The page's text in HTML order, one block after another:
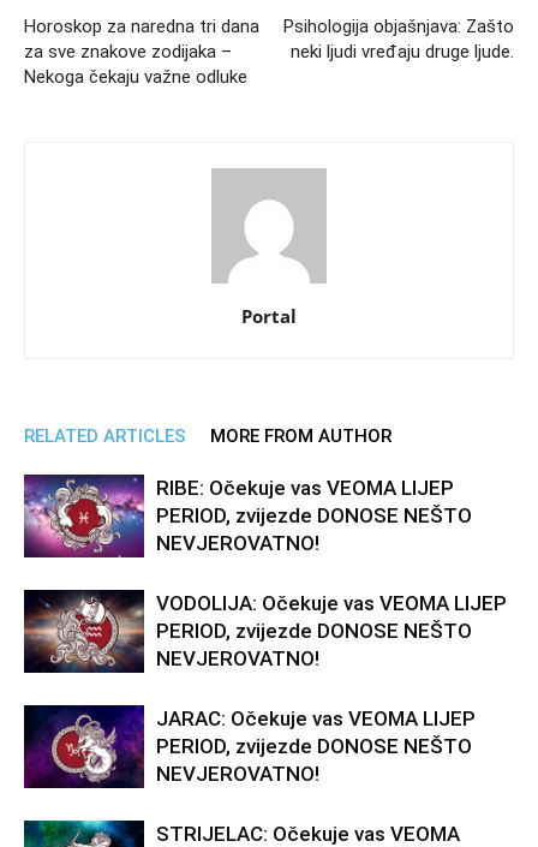
Horoskop za naredna tri dana
za sve znakove zodijaka –
Nekoga čekaju važne odluke
Psihologija objašnjava: Zašto
neki ljudi vređaju druge ljude.
Portal
RELATED ARTICLES MORE FROM AUTHOR
RIBE: Očekuje vas VEOMA LIJEP
PERIOD, zvijezde DONOSE NEŠTO
NEVJEROVATNO!
VODOLIJA: Očekuje vas VEOMA LIJEP
PERIOD, zvijezde DONOSE NEŠTO
NEVJEROVATNO!
JARAC: Očekuje vas VEOMA LIJEP
PERIOD, zvijezde DONOSE NEŠTO
NEVJEROVATNO!
STRIJELAC: Očekuje vas VEOMA